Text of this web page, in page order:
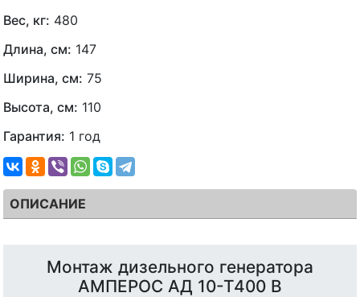
Вес, кг: 480
Длина, см: 147
Ширина, см: 75
Высота, см: 110
Гарантия: 1 год
ОПИСАНИЕ
Монтаж дизельного генератора
АМПЕРОС АД 10-Т400 B